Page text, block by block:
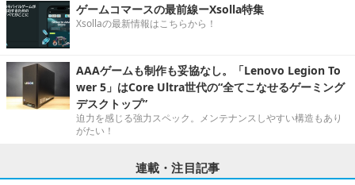
ゲームコマースの最前線ーXsolla特集
Xsollaの最新情報はこちらから！
AAAゲームも制作も妥協なし。「Lenovo Legion To
wer 5」はCore Ultra世代の“全てこなせるゲーミング
デスクトップ”
迫力を感じる強力スペック。メンテナンスしやすい構造もあり
がたい！
連載・注目記事